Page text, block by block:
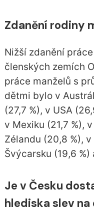
Zdanění rodiny
Nižší zdanění
členských zemích
práce manželů s
dětmi bylo v
(27,7 %), v USA
v Mexiku (21,7 %),
Zélandu (20,8 %),
Švýcarsku (19,6 %)
Je v Česku
hlediska slev